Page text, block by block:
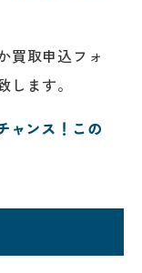
買取申込フォ
ます。
ャンス！この